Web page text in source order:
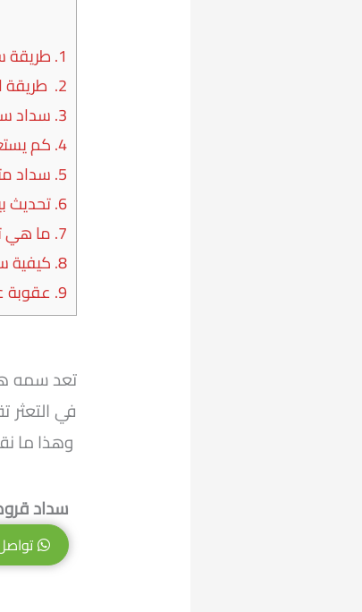
1. طريقة
2.
3. سداد
4. كم
5. سداد
6. تحديث
7. ما هي
8. كيفية
9. عقوبة
تعد سمه
في
وهذا ما
سداد